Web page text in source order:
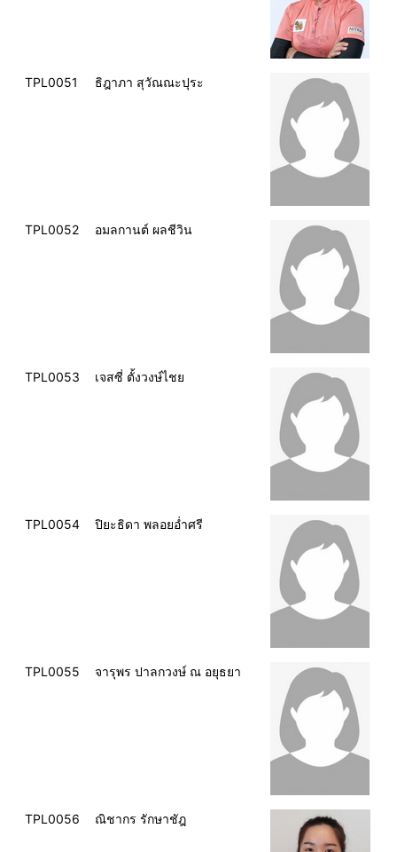
TPL0051 ธิฎาภา สุวัณณะปุระ
TPL0052 อมลกานต์ ผลชีวิน
TPL0053 เจสซี่ ตั้งวงษ์ไชย
TPL0054 ปิยะธิดา พลอยอ่ำศรี
TPL0055 จารุพร ปาลกวงษ์ ณ อยุธยา
TPL0056 ณิชากร รักษาชัฎ